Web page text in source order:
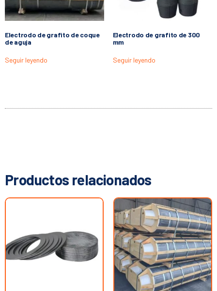
Electrodo de grafito de coque
de aguja
Seguir leyendo
Electrodo de grafito de 300
mm
Seguir leyendo
Productos relacionados